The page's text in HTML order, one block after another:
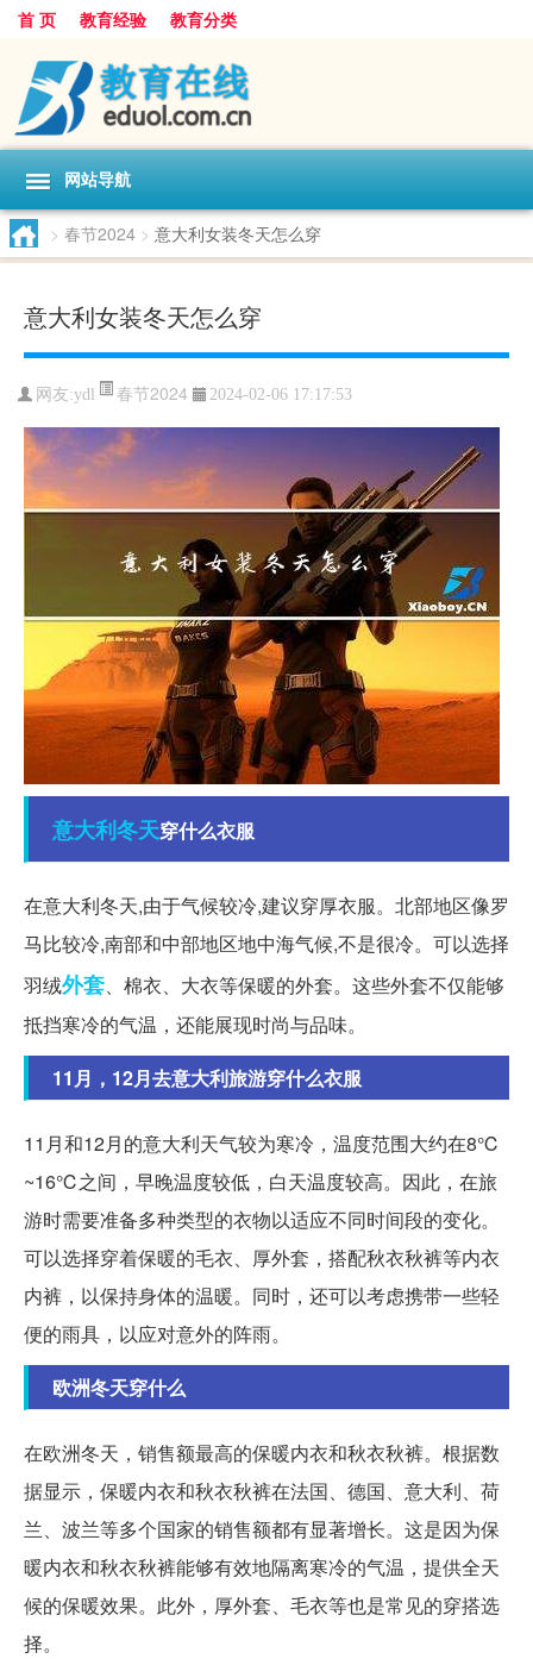
首 页 教育经验 教育分类
网站导航
> 春节2024 > 意大利女装冬天怎么穿
意大利女装冬天怎么穿
网友:ydl 春节2024 2024-02-06 17:17:53
意大利冬天穿什么衣服
在意大利冬天,由于气候较冷,建议穿厚衣服。北部地区像罗
马比较冷,南部和中部地区地中海气候,不是很冷。可以选择
羽绒外套、棉衣、大衣等保暖的外套。这些外套不仅能够
抵挡寒冷的气温，还能展现时尚与品味。
11月，12月去意大利旅游穿什么衣服
11月和12月的意大利天气较为寒冷，温度范围大约在8℃
~16℃之间，早晚温度较低，白天温度较高。因此，在旅
游时需要准备多种类型的衣物以适应不同时间段的变化。
可以选择穿着保暖的毛衣、厚外套，搭配秋衣秋裤等内衣
内裤，以保持身体的温暖。同时，还可以考虑携带一些轻
便的雨具，以应对意外的阵雨。
欧洲冬天穿什么
在欧洲冬天，销售额最高的保暖内衣和秋衣秋裤。根据数
据显示，保暖内衣和秋衣秋裤在法国、德国、意大利、荷
兰、波兰等多个国家的销售额都有显著增长。这是因为保
暖内衣和秋衣秋裤能够有效地隔离寒冷的气温，提供全天
候的保暖效果。此外，厚外套、毛衣等也是常见的穿搭选
择。